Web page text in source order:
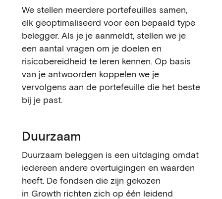
We stellen meerdere portefeuilles samen,
elk geoptimaliseerd voor een bepaald type
belegger. Als je je aanmeldt, stellen we je
een aantal vragen om je doelen en
risicobereidheid te leren kennen. Op basis
van je antwoorden koppelen we je
vervolgens aan de portefeuille die het beste
bij je past.
Duurzaam
Duurzaam beleggen is een uitdaging omdat
iedereen andere overtuigingen en waarden
heeft. De fondsen die zijn gekozen
in Growth richten zich op één leidend